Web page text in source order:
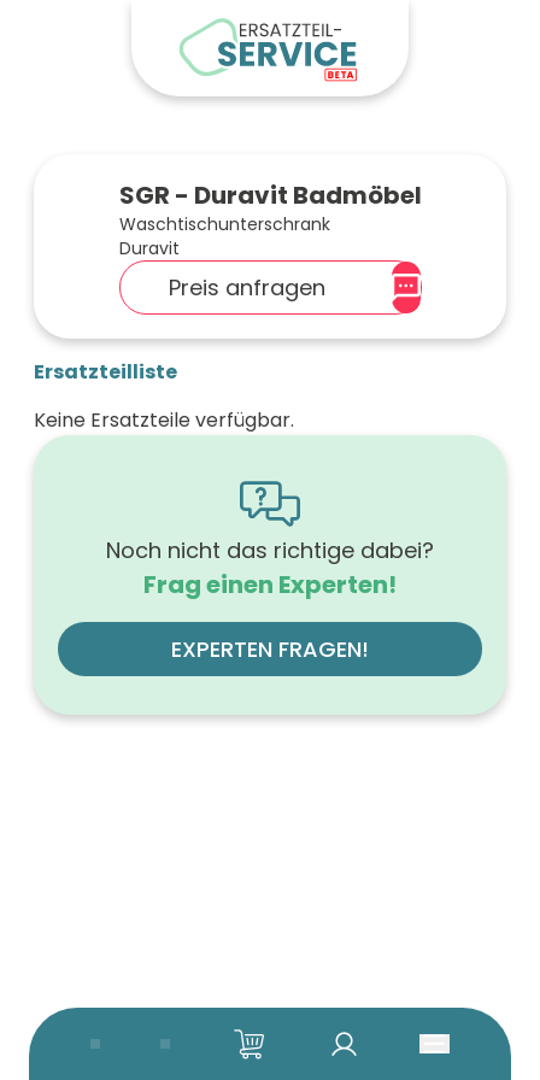
SGR - Duravit Badmöbel
Waschtischunterschrank
Duravit
Preis anfragen
Ersatzteilliste
Keine Ersatzteile verfügbar.
Noch nicht das richtige dabei?
Frag einen Experten!
EXPERTEN FRAGEN!